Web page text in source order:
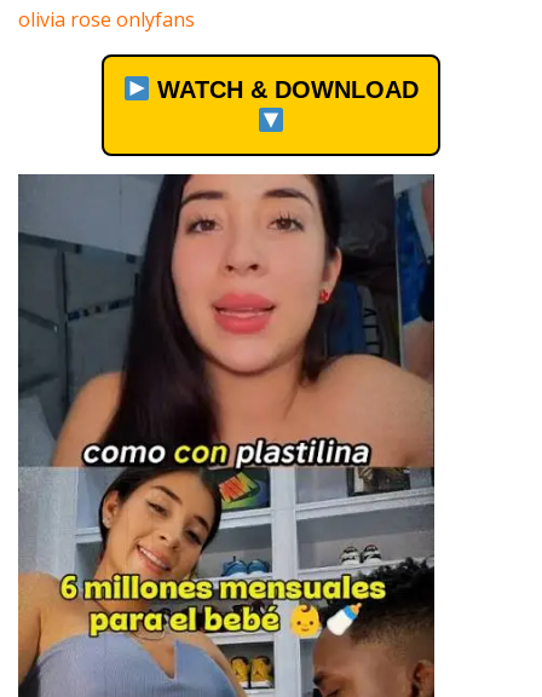
olivia rose onlyfans
WATCH & DOWNLOAD